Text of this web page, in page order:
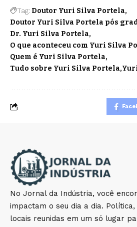
Tag: Doutor Yuri Silva Portela
Doutor Yuri Silva Portela pós
Dr. Yuri Silva Portela
O que aconteceu com Yuri Silva
Quem é Yuri Silva Portela
Tudo sobre Yuri Silva Portela
No Jornal da Indústria, você
impactam o seu dia a dia.
locais reunidas em um só lugar